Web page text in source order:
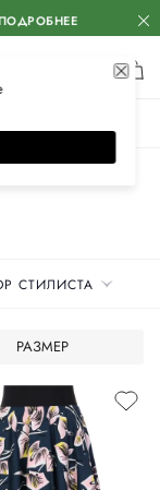
ПОДРОБНЕЕ
СТИЛИСТА
РАЗМЕР